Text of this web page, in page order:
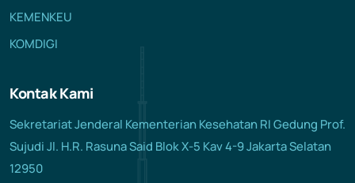
KEMENKEU
KOMDIGI
Kontak Kami
Sekretariat Jenderal Kementerian Kesehatan RI Gedung Prof.
Sujudi Jl. H.R. Rasuna Said Blok X-5 Kav 4-9 Jakarta Selatan
12950